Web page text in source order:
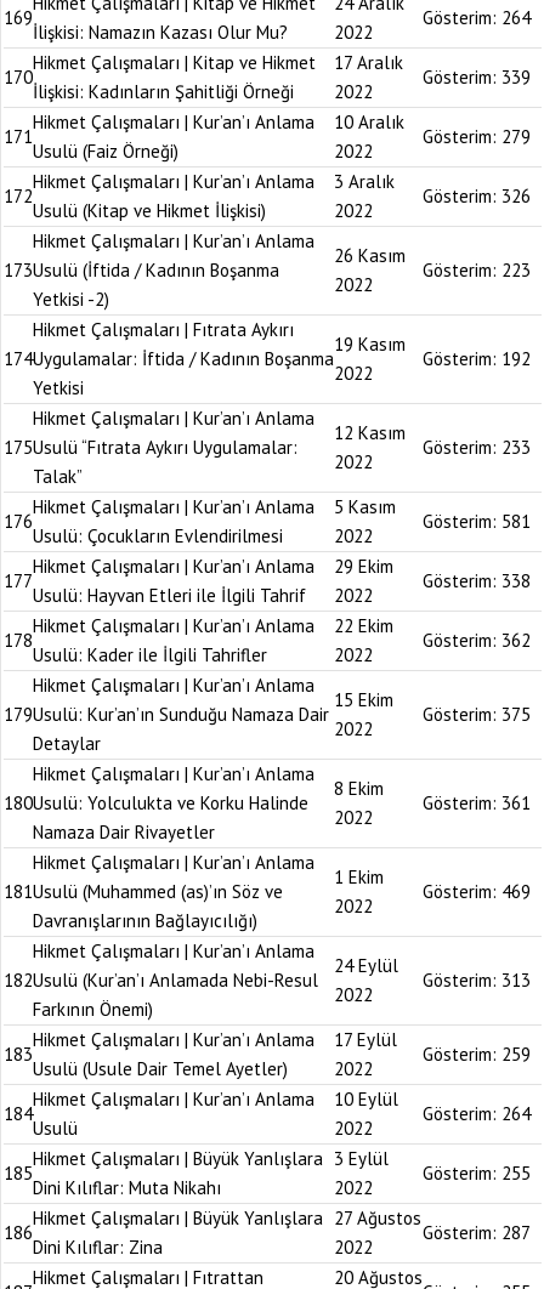
169
İlişkisi: Namazın Kazası Olur Mu?
2022
Gösterim: 264
170
Hikmet Çalışmaları | Kitap ve Hikmet
İlişkisi: Kadınların Şahitliği Örneği
17 Aralık
2022
Gösterim: 339
171
Hikmet Çalışmaları | Kur’an’ı Anlama
Usulü (Faiz Örneği)
10 Aralık
2022
Gösterim: 279
172
Hikmet Çalışmaları | Kur’an’ı Anlama
Usulü (Kitap ve Hikmet İlişkisi)
3 Aralık
2022
Gösterim: 326
173
Hikmet Çalışmaları | Kur’an’ı Anlama
Usulü (İftida / Kadının Boşanma
Yetkisi -2)
26 Kasım
2022
Gösterim: 223
174
Hikmet Çalışmaları | Fıtrata Aykırı
Uygulamalar: İftida / Kadının Boşanma
Yetkisi
19 Kasım
2022
Gösterim: 192
175
Hikmet Çalışmaları | Kur’an’ı Anlama
Usulü “Fıtrata Aykırı Uygulamalar:
Talak”
12 Kasım
2022
Gösterim: 233
176
Hikmet Çalışmaları | Kur’an’ı Anlama
Usulü: Çocukların Evlendirilmesi
5 Kasım
2022
Gösterim: 581
177
Hikmet Çalışmaları | Kur’an’ı Anlama
Usulü: Hayvan Etleri ile İlgili Tahrif
29 Ekim
2022
Gösterim: 338
178
Hikmet Çalışmaları | Kur’an’ı Anlama
Usulü: Kader ile İlgili Tahrifler
22 Ekim
2022
Gösterim: 362
179
Hikmet Çalışmaları | Kur’an’ı Anlama
Usulü: Kur’an’ın Sunduğu Namaza Dair
Detaylar
15 Ekim
2022
Gösterim: 375
180
Hikmet Çalışmaları | Kur’an’ı Anlama
Usulü: Yolculukta ve Korku Halinde
Namaza Dair Rivayetler
8 Ekim
2022
Gösterim: 361
181
Hikmet Çalışmaları | Kur’an’ı Anlama
Usulü (Muhammed (as)’ın Söz ve
Davranışlarının Bağlayıcılığı)
1 Ekim
2022
Gösterim: 469
182
Hikmet Çalışmaları | Kur’an’ı Anlama
Usulü (Kur’an’ı Anlamada Nebi-Resul
Farkının Önemi)
24 Eylül
2022
Gösterim: 313
183
Hikmet Çalışmaları | Kur’an’ı Anlama
Usulü (Usule Dair Temel Ayetler)
17 Eylül
2022
Gösterim: 259
184
Hikmet Çalışmaları | Kur’an’ı Anlama
Usulü
10 Eylül
2022
Gösterim: 264
185
Hikmet Çalışmaları | Büyük Yanlışlara
Dini Kılıflar: Muta Nikahı
3 Eylül
2022
Gösterim: 255
186
Hikmet Çalışmaları | Büyük Yanlışlara
Dini Kılıflar: Zina
27 Ağustos
2022
Gösterim: 287
Hikmet Çalışmaları | Fıtrattan 20 Ağustos